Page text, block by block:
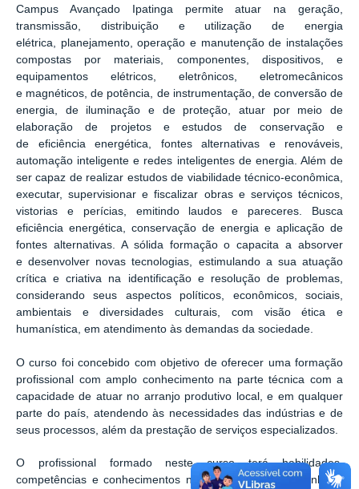
Campus Avançado Ipatinga permite atuar na geração,
transmissão, distribuição e utilização de energia
elétrica, planejamento, operação e manutenção de instalações
compostas por materiais, componentes, dispositivos, e
equipamentos elétricos, eletrônicos, eletromecânicos
e magnéticos, de potência, de instrumentação, de conversão de
energia, de iluminação e de proteção, atuar por meio de
elaboração de projetos e estudos de conservação e
de eficiência energética, fontes alternativas e renováveis,
automação inteligente e redes inteligentes de energia. Além de
ser capaz de realizar estudos de viabilidade técnico-econômica,
executar, supervisionar e fiscalizar obras e serviços técnicos,
vistorias e perícias, emitindo laudos e pareceres. Busca
eficiência energética, conservação de energia e aplicação de
fontes alternativas. A sólida formação o capacita a absorver
e desenvolver novas tecnologias, estimulando a sua atuação
crítica e criativa na identificação e resolução de problemas,
considerando seus aspectos políticos, econômicos, sociais,
ambientais e diversidades culturais, com visão ética e
humanística, em atendimento às demandas da sociedade.
O curso foi concebido com objetivo de oferecer uma formação
profissional com amplo conhecimento na parte técnica com a
capacidade de atuar no arranjo produtivo local, e em qualquer
parte do país, atendendo às necessidades das indústrias e de
seus processos, além da prestação de serviços especializados.
O profissional formado neste curso terá habilidades,
competências e conhecimentos necessários a um Engenheiro